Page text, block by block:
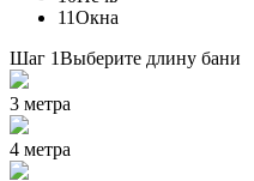
11Окна
Шаг 1Выберите длину бани
3 метра
4 метра